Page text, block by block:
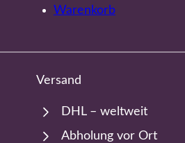
Warenkorb
Versand
DHL – weltweit
Abholung vor Ort